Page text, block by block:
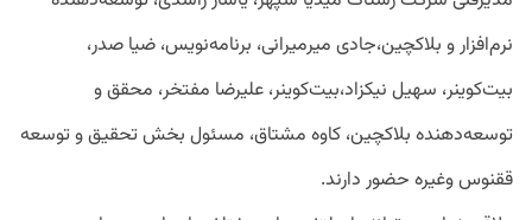
نرم‌افزار و بلاکچین،جادی میرمیرانی، برنامه‌نویس، ضیا صدر،
بیت‌کوینر، سهیل نیکزاد،بیت‌کوینر، علیرضا مفتخر، محقق و
توسعه‌دهنده بلاکچین، کاوه مشتاق، مسئول بخش تحقیق و توسعه
ققنوس وغیره حضور دارند.